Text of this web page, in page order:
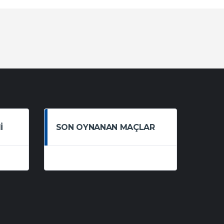
SON OYNANAN MAÇLAR